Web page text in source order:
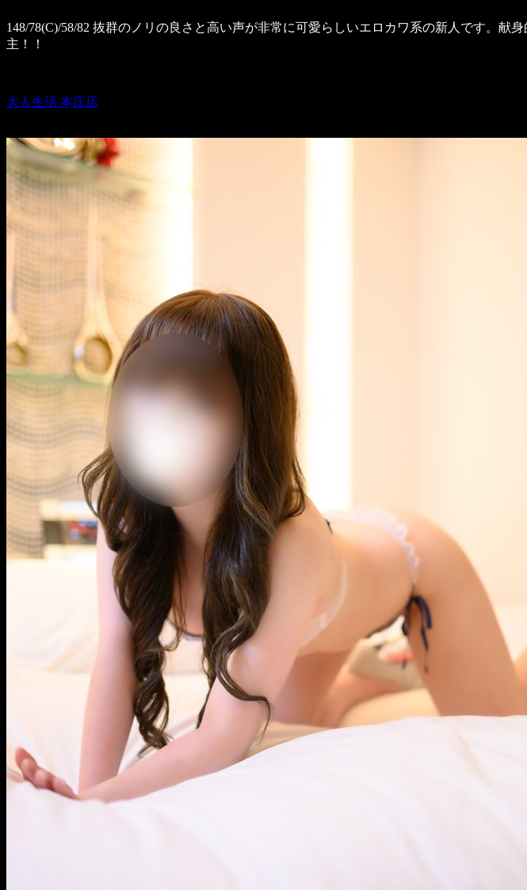
148/78(C)/58/82 抜群のノリの良さと高い声が非常に可愛らしいエロカワ系の新人です。献
主！！
大人生活 本庄店